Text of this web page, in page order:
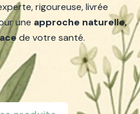
rigoureuse, livrée
une approche naturelle,
de votre santé.